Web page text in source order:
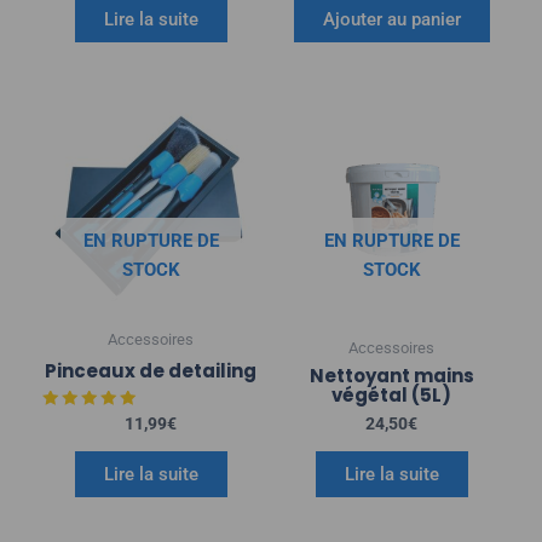
Lire la suite Ajouter au panier
EN RUPTURE DE
STOCK
Accessoires
Pinceaux de detailing
sur 5
11,99€
Lire la suite
EN RUPTURE DE
STOCK
Accessoires
Nettoyant mains
végétal (5L)
24,50€
Lire la suite